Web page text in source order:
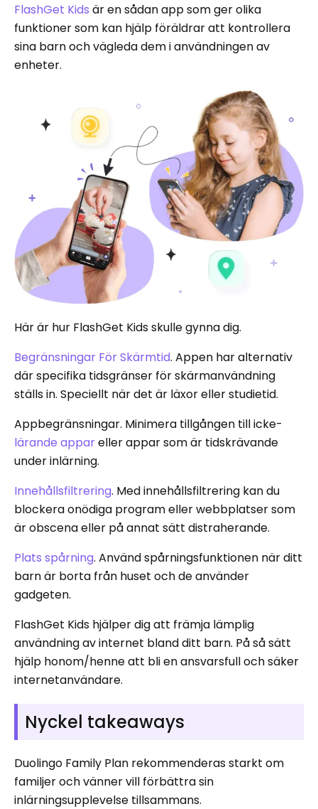
FlashGet Kids är en sådan app som ger olika
funktioner som kan hjälp föräldrar att kontrollera
sina barn och vägleda dem i användningen av
enheter.
Här är hur FlashGet Kids skulle gynna dig.
Begränsningar För Skärmtid. Appen har alternativ
där specifika tidsgränser för skärmanvändning
ställs in. Speciellt när det är läxor eller studietid.
Appbegränsningar. Minimera tillgången till icke-
lärande appareller appar som är tidskrävande
under inlärning.
Innehållsfiltrering. Med innehållsfiltrering kan du
blockera onödiga program eller webbplatser som
är obscena eller på annat sätt distraherande.
Plats spårning. Använd spårningsfunktionen när ditt
barn är borta från huset och de använder
gadgeten.
FlashGet Kids hjälper dig att främja lämplig
användning av internet bland ditt barn. På så sätt
hjälp honom/henne att bli en ansvarsfull och säker
internetanvändare.
Nyckel takeaways
Duolingo Family Plan rekommenderas starkt om
familjer och vänner vill förbättra sin
inlärningsupplevelse tillsammans.